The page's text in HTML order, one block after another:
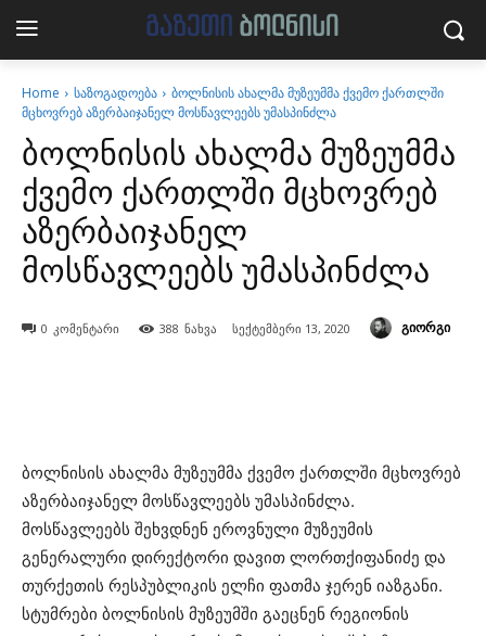
Home საზოგადოება
ბოლნისის ახალმა მუზეუმმა ქვემო ქართლში
მცხოვრებ აზერბაიჯანელ მოსწავლეებს უმასპინძლა
ბოლნისის ახალმა მუზეუმმა
ქვემო ქართლში მცხოვრებ
აზერბაიჯანელ
მოსწავლეებს უმასპინძლა
გიორგი
სექტემბერი 13, 2020
0 კომენტარი 388 ნახვა
ბოლნისის ახალმა მუზეუმმა ქვემო ქართლში მცხოვრებ
აზერბაიჯანელ მოსწავლეებს უმასპინძლა.
მოსწავლეებს შეხვდნენ ეროვნული მუზეუმის
გენერალური დირექტორი დავით ლორთქიფანიძე და
თურქეთის რესპუბლიკის ელჩი ფათმა ჯერენ იაზგანი.
სტუმრები ბოლნისის მუზეუმში გაეცნენ რეგიონის